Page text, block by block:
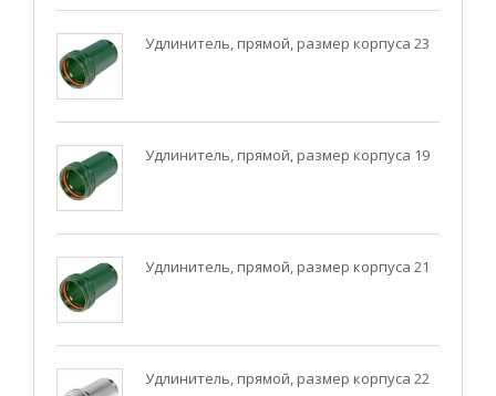
Удлинитель, прямой, размер корпуса 23
Удлинитель, прямой, размер корпуса 19
Удлинитель, прямой, размер корпуса 21
Удлинитель, прямой, размер корпуса 22